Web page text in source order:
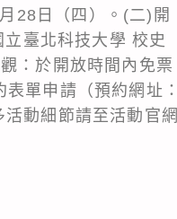
28日（四）。(二)開
臺北科技大學 校史
：於開放時間內免票
單申請（預約網址：
動細節請至活動官網